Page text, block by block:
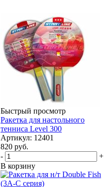
Быстрый просмотр
Ракетка для настольного
тенниса Level 300
Артикул: 12401
820 руб.
-
+
В корзину